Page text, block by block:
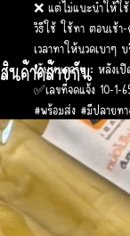
❌ แต่ไม่แนะนำให้ใ
วิธีใช้ ใช้ทา ตอนเช้า
เวลาทาให้นวดเบาๆ
❗วันหมดอายุ : หลังเ
✅เลขที่จดแจ้ง 10-1-
#พร้อมส่ง #มีปลายทา
#ปลูกคิ้ว #ปลูกหนวด
#ปลูกผม
สินค้าคล้ายกัน